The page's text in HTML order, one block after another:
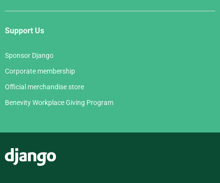
Support Us
Sponsor Django
Corporate membership
Official merchandise store
Benevity Workplace Giving Program